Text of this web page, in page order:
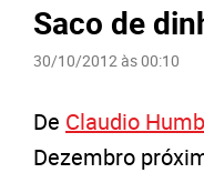
Saco de
30/10/2012 às 00:10
De Claudio
Dezembro